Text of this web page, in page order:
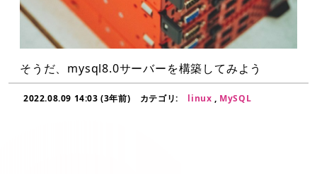
そうだ、mysql8.0サーバーを構築してみよう
2022.08.09 14:03 (3年前) カテゴリ: linux, MySQL